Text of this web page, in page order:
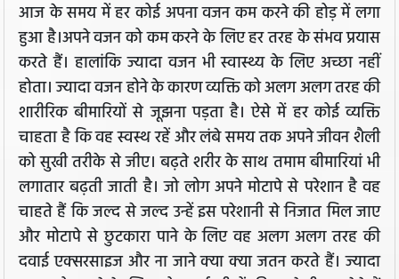
आज के समय में हर कोई अपना वजन कम करने की होड़ में लगा
हुआ है।अपने वजन को कम करने के लिए हर तरह के संभव प्रयास
करते हैं। हालांकि ज्यादा वजन भी स्वास्थ्य के लिए अच्छा नहीं
होता। ज्यादा वजन होने के कारण व्यक्ति को अलग अलग तरह की
शारीरिक बीमारियों से जूझना पड़ता है। ऐसे में हर कोई व्यक्ति
चाहता है कि वह स्वस्थ रहें और लंबे समय तक अपने जीवन शैली
को सुखी तरीके से जीए। बढ़ते शरीर के साथ तमाम बीमारियां भी
लगातार बढ़ती जाती है। जो लोग अपने मोटापे से परेशान है वह
चाहते हैं कि जल्द से जल्द उन्हें इस परेशानी से निजात मिल जाए
और मोटापे से छुटकारा पाने के लिए वह अलग अलग तरह की
दवाई एक्सरसाइज और ना जाने क्या क्या जतन करते हैं। ज्यादा